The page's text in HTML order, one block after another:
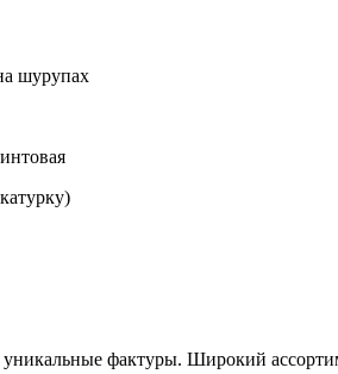
шурупах
фактуры. Широкий